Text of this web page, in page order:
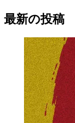
最新の投稿